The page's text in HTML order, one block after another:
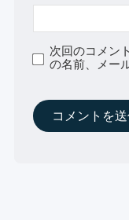
次回のコメン
の名前、メー